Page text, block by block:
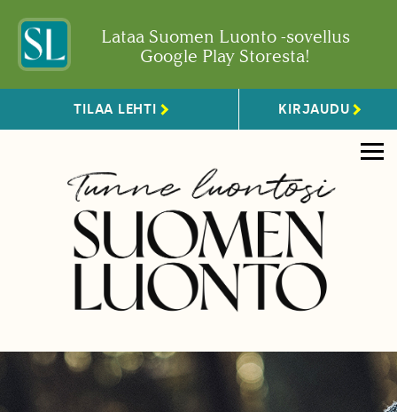
Lataa Suomen Luonto -sovellus
Google Play Storesta!
TILAA LEHTI KIRJAUDU